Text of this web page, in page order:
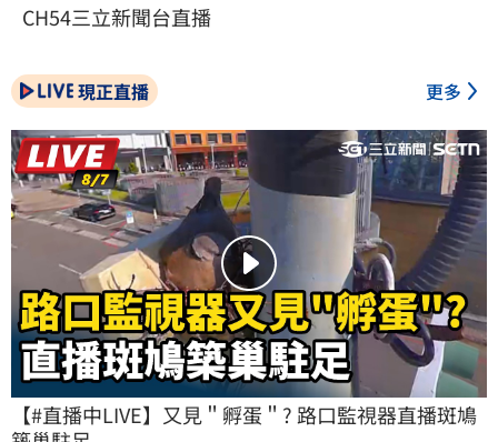
CH54三立新聞台直播
現正直播 更多
【#直播中LIVE】又見＂孵蛋＂? 路口監視器直播斑鳩